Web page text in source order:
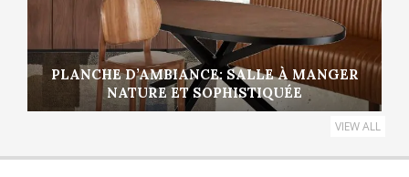
PLANCHE D’AMBIANCE: SALLE À MANGER
NATURE ET SOPHISTIQUÉE
VIEW ALL